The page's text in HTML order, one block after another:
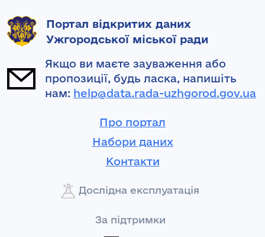
Портал відкритих даних
Ужгородської міської ради
Якщо ви маєте зауваження або
пропозиції, будь ласка, напишіть
нам: help@data.rada-uzhgorod.gov.ua
Про портал
Набори даних
Контакти
Дослідна експлуатація
За підтримки